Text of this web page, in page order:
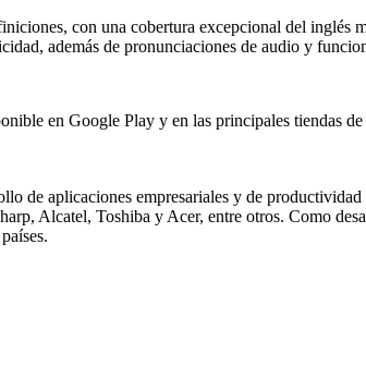
con una cobertura excepcional del
además de pronunciaciones de audio y
en Google Play y en las principales tiendas
de aplicaciones empresariales y de
Alcatel, Toshiba y Acer, entre otros. Como